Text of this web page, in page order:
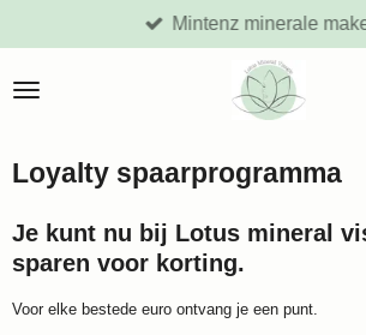
direct
naar
Mintenz minerale
Loyalty spaarprogramma
Je kunt nu bij Lotus mineral
sparen voor korting.
Voor elke bestede euro ontvang je een punt.